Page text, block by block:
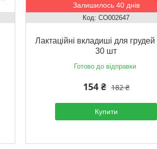
Залишилось 40 днів
CO002647
Лактаційні вкладиші для
30 шт
Готово до відправки
182 ₴
154 ₴
Купити